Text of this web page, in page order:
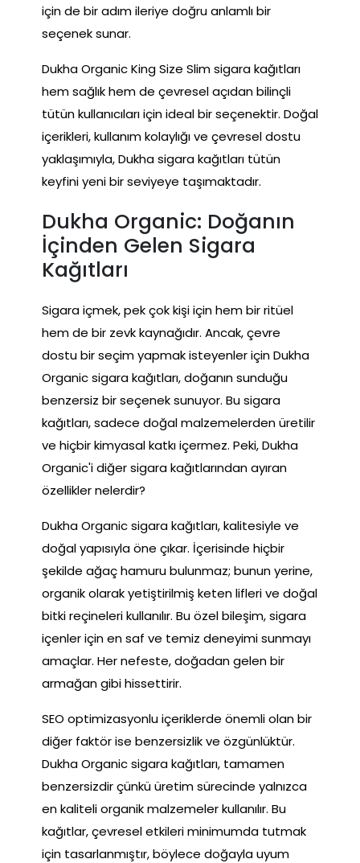
için de bir adım ileriye doğru anlamlı bir
seçenek sunar.
Dukha Organic King Size Slim sigara kağıtları
hem sağlık hem de çevresel açıdan bilinçli
tütün kullanıcıları için ideal bir seçenektir. Doğal
içerikleri, kullanım kolaylığı ve çevresel dostu
yaklaşımıyla, Dukha sigara kağıtları tütün
keyfini yeni bir seviyeye taşımaktadır.
Dukha Organic: Doğanın
İçinden Gelen Sigara
Kağıtları
Sigara içmek, pek çok kişi için hem bir ritüel
hem de bir zevk kaynağıdır. Ancak, çevre
dostu bir seçim yapmak isteyenler için Dukha
Organic sigara kağıtları, doğanın sunduğu
benzersiz bir seçenek sunuyor. Bu sigara
kağıtları, sadece doğal malzemelerden üretilir
ve hiçbir kimyasal katkı içermez. Peki, Dukha
Organic'i diğer sigara kağıtlarından ayıran
özellikler nelerdir?
Dukha Organic sigara kağıtları, kalitesiyle ve
doğal yapısıyla öne çıkar. İçerisinde hiçbir
şekilde ağaç hamuru bulunmaz; bunun yerine,
organik olarak yetiştirilmiş keten lifleri ve doğal
bitki reçineleri kullanılır. Bu özel bileşim, sigara
içenler için en saf ve temiz deneyimi sunmayı
amaçlar. Her nefeste, doğadan gelen bir
armağan gibi hissettirir.
SEO optimizasyonlu içeriklerde önemli olan bir
diğer faktör ise benzersizlik ve özgünlüktür.
Dukha Organic sigara kağıtları, tamamen
benzersizdir çünkü üretim sürecinde yalnızca
en kaliteli organik malzemeler kullanılır. Bu
kağıtlar, çevresel etkileri minimumda tutmak
için tasarlanmıştır, böylece doğayla uyum